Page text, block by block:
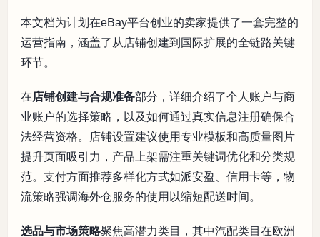
本文档为计划在eBay平台创业的卖家提供了一套完整的
运营指南，涵盖了从店铺创建到国际扩展的全链路关键
环节。
在店铺创建与合规准备部分，详细介绍了个人账户与商
业账户的选择策略，以及如何通过真实信息注册确保合
法经营资格。店铺设置建议使用专业模板和高质量图片
提升页面吸引力，产品上架需注重关键词优化和分类规
范。支付方面推荐多样化方式如派安盈、信用卡等，物
流策略强调海外仓服务的使用以缩短配送时间。
选品与市场策略聚焦高潜力类目，其中汽配类目在欧洲